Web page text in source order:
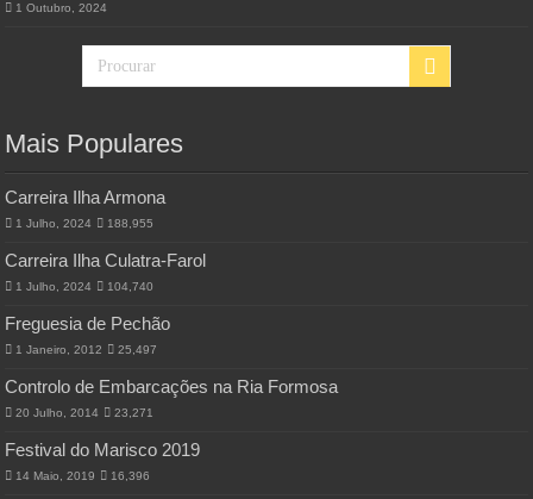
1 Outubro, 2024
Mais Populares
Carreira Ilha Armona
1 Julho, 2024 188,955
Carreira Ilha Culatra-Farol
1 Julho, 2024 104,740
Freguesia de Pechão
1 Janeiro, 2012 25,497
Controlo de Embarcações na Ria Formosa
20 Julho, 2014 23,271
Festival do Marisco 2019
14 Maio, 2019 16,396